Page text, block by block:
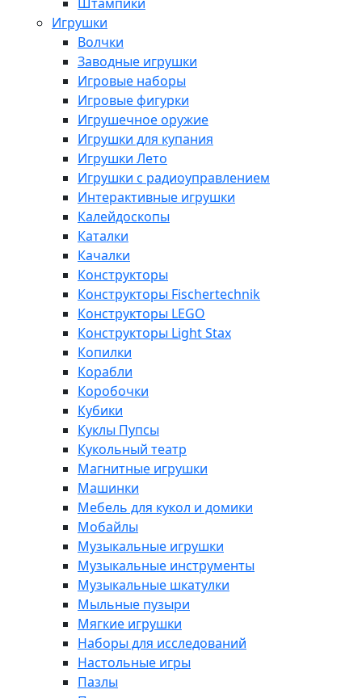
Игрушки
Волчки
Заводные игрушки
Игровые наборы
Игровые фигурки
Игрушечное оружие
Игрушки для купания
Игрушки Лето
Игрушки с радиоуправлением
Интерактивные игрушки
Калейдоскопы
Каталки
Качалки
Конструкторы
Конструкторы Fisсhertechnik
Конструкторы LEGO
Конструкторы Light Stax
Копилки
Корабли
Коробочки
Кубики
Куклы Пупсы
Кукольный театр
Магнитные игрушки
Машинки
Мебель для кукол и домики
Мобайлы
Музыкальные игрушки
Музыкальные инструменты
Музыкальные шкатулки
Мыльные пузыри
Мягкие игрушки
Наборы для исследований
Настольные игры
Пазлы